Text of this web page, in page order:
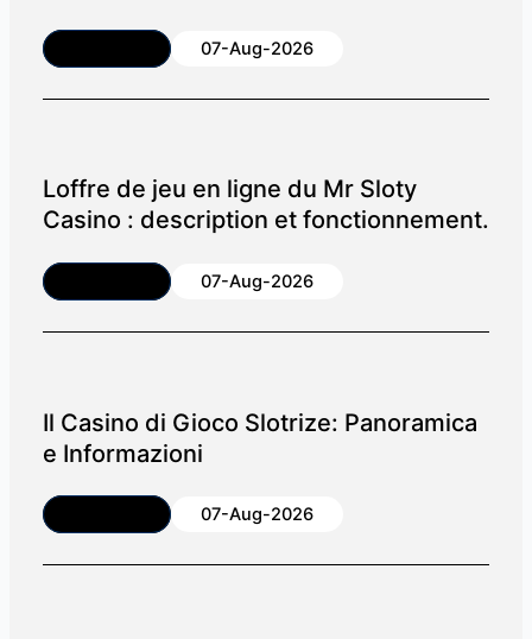
07-Aug-2026
Loffre de jeu en ligne du Mr Sloty
Casino : description et fonctionnement.
07-Aug-2026
Il Casino di Gioco Slotrize: Panoramica
e Informazioni
07-Aug-2026